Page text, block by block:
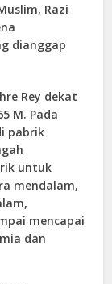
Razi
dianggap
Rey dekat
M. Pada
pabrik
untuk
mendalam,
mencapai
dan